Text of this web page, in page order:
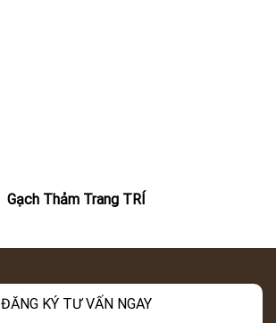
Gạch Thảm Trang TRÍ
ĐĂNG KÝ TƯ VẤN NGAY